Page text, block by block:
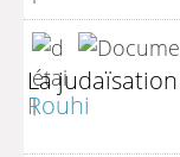
La
Rouhi